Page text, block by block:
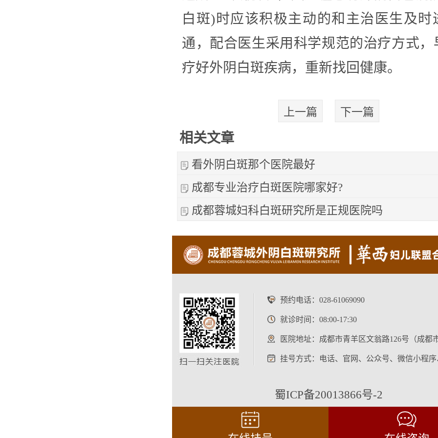
白斑)时应该积极主动的和主治医生及时
通，配合医生采用科学规范的治疗方式，
疗好外阴白斑疾病，重新找回健康。
上一篇 下一篇
相关文章
看外阴白斑那个医院最好
成都专业治疗白斑医院哪家好?
成都蓉城妇科白斑研究所是正规医院吗
预约电话： 028-61069090
就诊时间：08:00-17:30
医院地址：成都市青羊区文翁路126号（成都
挂号方式：电话、官网、公众号、微信小程
蜀ICP备20013866号-2